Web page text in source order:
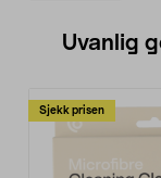
Uvanlig
Sjekk prisen